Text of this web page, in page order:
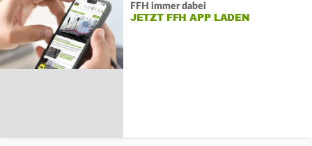
FFH immer dabei
JETZT FFH APP LADEN